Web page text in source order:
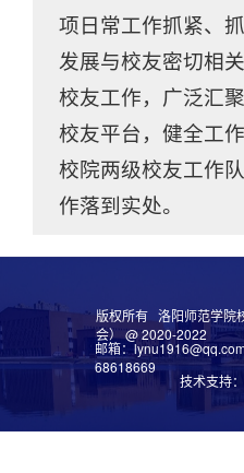
项日常工作抓紧、
发展与校友密切相
校友工作，广泛汇
校友平台，健全工
校院两级校友工作
作落到实处。
版权所有 洛阳师范学院
会） @ 2020-2022
邮箱：
68618669
技术支持